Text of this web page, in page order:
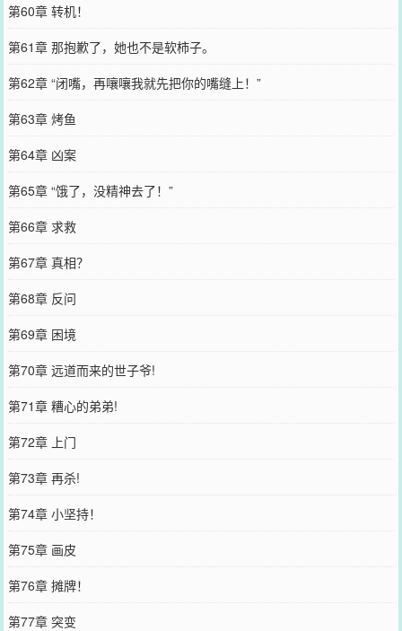
第60章 转机！
第61章 那抱歉了，她也不是软柿子。
第62章 “闭嘴，再嚷嚷我就先把你的嘴缝上！”
第63章 烤鱼
第64章 凶案
第65章 “饿了，没精神去了！”
第66章 求救
第67章 真相？
第68章 反问
第69章 困境
第70章 远道而来的世子爷!
第71章 糟心的弟弟!
第72章 上门
第73章 再杀!
第74章 小坚持！
第75章 画皮
第76章 摊牌！
第77章 突变